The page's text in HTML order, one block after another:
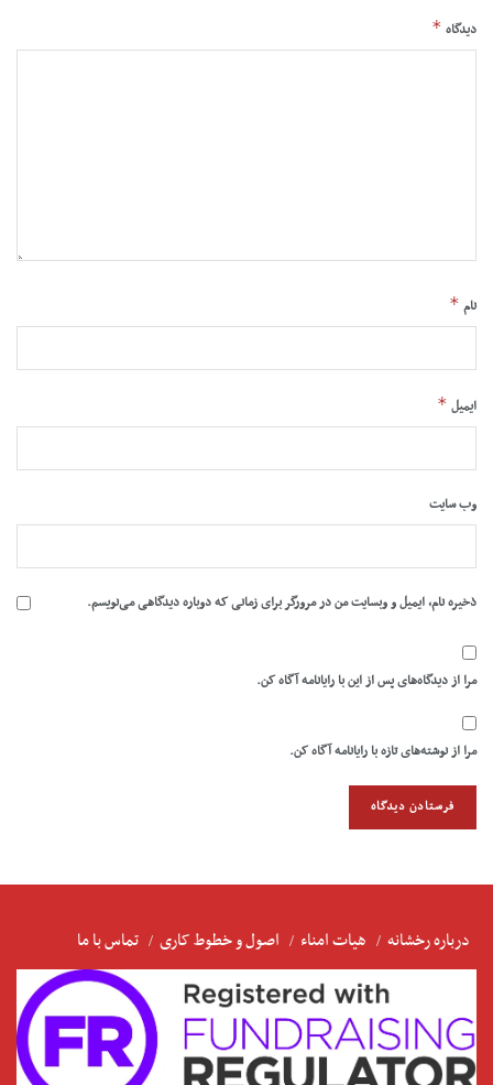
دیدگاه *
نام *
ایمیل *
وب‌ سایت
ذخیره نام، ایمیل و وبسایت من در مرورگر برای زمانی که دوباره دیدگاهی می‌نویسم.
مرا از دیدگاه‌های پس از این با رایانامه آگاه کن.
مرا از نوشته‌های تازه با رایانامه آگاه کن.
درباره رخشانه هیات امناء اصول و خطوط کاری تماس با ما